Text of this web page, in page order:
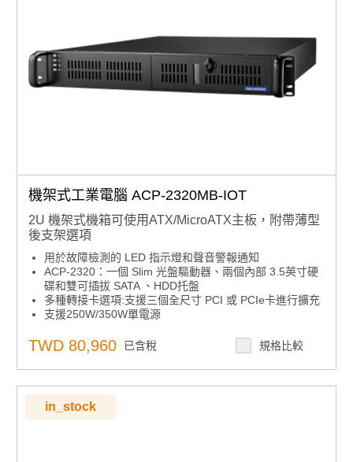
機架式工業電腦 ACP-2320MB-IOT
2U 機架式機箱可使用ATX/MicroATX主板，附帶薄型
後支架選項
用於故障檢測的 LED 指示燈和聲音警報通知
ACP-2320：一個 Slim 光盤驅動器、兩個內部 3.5英寸硬
碟和雙可插拔 SATA 、HDD托盤
多種轉接卡選項:支援三個全尺寸 PCI 或 PCIe卡進行擴充
支援250W/350W單電源
內建智能系統模組，實現全系統風扇控制和遠端管理
TWD 80,960 已含稅 規格比較
in_stock